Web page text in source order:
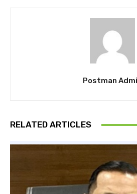
Postman
RELATED ARTICLES